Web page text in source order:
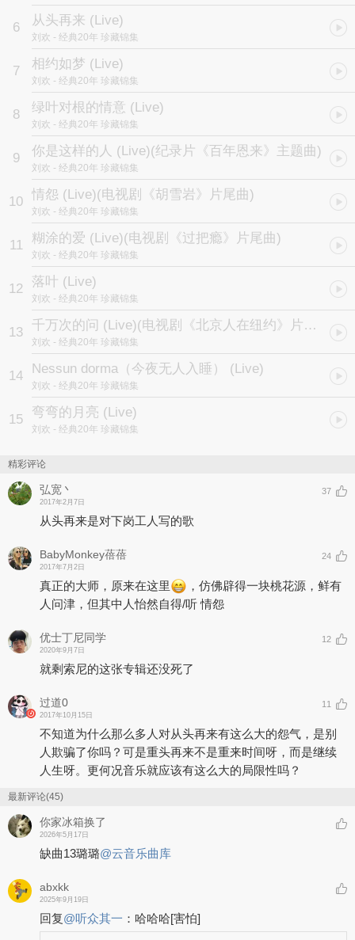
6 从头再来 (Live)
刘欢 - 经典20年 珍藏锦集
7 相约如梦 (Live)
刘欢 - 经典20年 珍藏锦集
8 绿叶对根的情意 (Live)
刘欢 - 经典20年 珍藏锦集
9 你是这样的人 (Live)(纪录片《百年恩来》主题曲)
刘欢 - 经典20年 珍藏锦集
10 情怨 (Live)(电视剧《胡雪岩》片尾曲)
刘欢 - 经典20年 珍藏锦集
11 糊涂的爱 (Live)(电视剧《过把瘾》片尾曲)
刘欢 - 经典20年 珍藏锦集
12 落叶 (Live)
刘欢 - 经典20年 珍藏锦集
13 千万次的问 (Live)(电视剧《北京人在纽约》片头曲)
刘欢 - 经典20年 珍藏锦集
14 Nessun dorma（今夜无人入睡） (Live)
刘欢 - 经典20年 珍藏锦集
15 弯弯的月亮 (Live)
刘欢 - 经典20年 珍藏锦集
精彩评论
弘宽丶
2017年2月7日
37
从头再来是对下岗工人写的歌
BabyMonkey蓓蓓
2017年7月2日
24
真正的大师，原来在这里
，仿佛辟得一块桃花源，鲜有
人问津，但其中人怡然自得/听 情怨
优士丁尼同学
2020年9月7日
12
就剩索尼的这张专辑还没死了
过道0
2017年10月15日
11
不知道为什么那么多人对从头再来有这么大的怨气，是别
人欺骗了你吗？可是重头再来不是重来时间呀，而是继续
人生呀。更何况音乐就应该有这么大的局限性吗？
最新评论(45)
你家冰箱换了
2026年5月17日
缺曲13璐璐@云音乐曲库
abxkk
2025年9月19日
回复@听众其一 ： 哈哈哈[害怕]